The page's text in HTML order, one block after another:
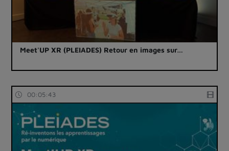
Meet'UP XR (PLEIADES) Retour en images sur…
00:05:43